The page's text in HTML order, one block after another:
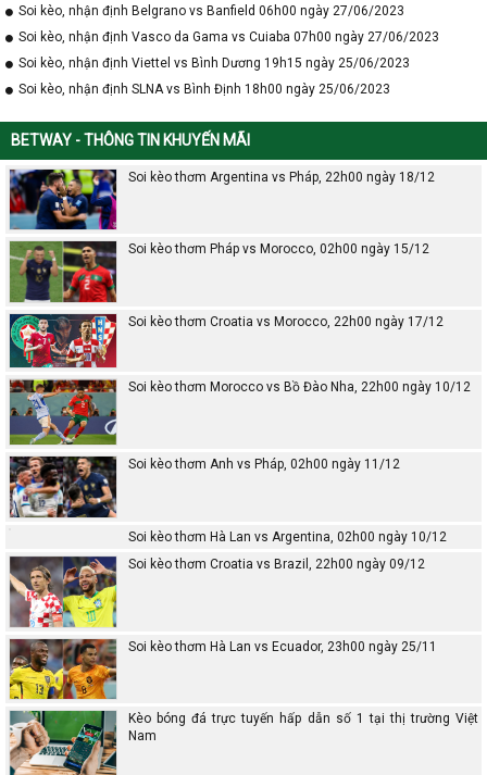
Soi kèo, nhận định Belgrano vs Banfield 06h00 ngày 27/06/2023
Soi kèo, nhận định Vasco da Gama vs Cuiaba 07h00 ngày 27/06/2023
Soi kèo, nhận định Viettel vs Bình Dương 19h15 ngày 25/06/2023
Soi kèo, nhận định SLNA vs Bình Định 18h00 ngày 25/06/2023
BETWAY - THÔNG TIN KHUYẾN MÃI
Soi kèo thơm Argentina vs Pháp, 22h00 ngày 18/12
Soi kèo thơm Pháp vs Morocco, 02h00 ngày 15/12
Soi kèo thơm Croatia vs Morocco, 22h00 ngày 17/12
Soi kèo thơm Morocco vs Bồ Đào Nha, 22h00 ngày 10/12
Soi kèo thơm Anh vs Pháp, 02h00 ngày 11/12
Soi kèo thơm Hà Lan vs Argentina, 02h00 ngày 10/12
Soi kèo thơm Croatia vs Brazil, 22h00 ngày 09/12
Soi kèo thơm Hà Lan vs Ecuador, 23h00 ngày 25/11
Kèo bóng đá trực tuyến hấp dẫn số 1 tại thị trường Việt
Nam